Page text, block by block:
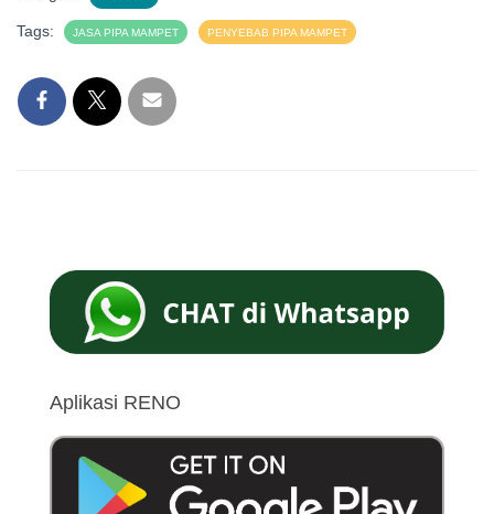
Tags: JASA PIPA MAMPET PENYEBAB PIPA MAMPET
Aplikasi RENO